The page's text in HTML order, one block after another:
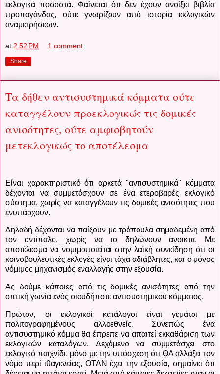
εκλογικά ποσοστά. Φαίνεται ότι δεν έχουν ανοίξει βιβλία
προπαγάνδας, ούτε γνωρίζουν από ιστορία εκλογικών
αναμετρήσεων.
at 2:52 PM 1 comment:
Share
Τα δήθεν αντισυστημικά κόμματα ούτε
καταγγέλουν προεκλογικώς τις δομικές
ανισότητες, ούτε αμφισβητούν
μετεκλογικώς το αποτέλεσμα
Είναι χαρακτηριστικό ότι αρκετά "αντισυστημικά" κόμματα
δέχονται να συμμετάσχουν σε ένα ετεροβαρές εκλογικό
σύστημα, χωρίς να καταγγέλουν τις δομικές ανισότητες που
ενυπάρχουν.
Δηλαδή δέχονται να παίξουν με τράπουλα σημαδεμένη από
τον αντίπαλο, χωρίς να το δηλώνουν ανοικτά. Με
αποτέλεσμα να νομιμοποιείται στην λαϊκή συνείδηση ότι οι
κοινοβουλευτικές εκλογές είναι τάχα αδιάβλητες, και ο μόνος
νόμιμος μηχανισμός εναλλαγής στην εξουσία.
Ας δούμε κάποιες από τις δομικές ανισότητες από την
οπτική γωνία ενός οιουδήποτε αντισυστημικού κόμματος.
Πρώτον, οι εκλογικοί κατάλογοι είναι γεμάτοι με
πολιτογραφημένους αλλοεθνείς. Συνεπώς ένα
αντισυστημικό κόμμα θα έπρεπε να απαιτεί εκκαθάριση των
εκλογικών καταλόγων. Δεχόμενο να συμμετάσχει στο
εκλογικό παιχνίδι, μόνο με την υπόσχεση ότι ΘΑ αλλάξει τον
νόμο περί ιθαγενείας, ΟΤΑΝ έχει την εξουσία, σημαίνει ότι